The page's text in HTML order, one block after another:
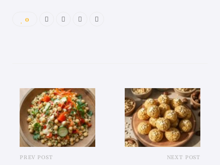
0
PREV POST NEXT POST